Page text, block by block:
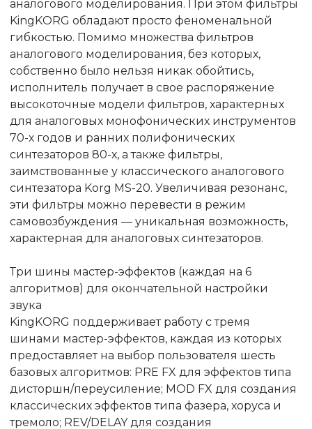
аналогового моделирования. При этом фильтры
KingKORG обладают просто феноменальной
гибкостью. Помимо множества фильтров
аналогового моделирования, без которых,
собственно было нельзя никак обойтись,
исполнитель получает в свое распоряжение
высокоточные модели фильтров, характерных
для аналоговых монофонических инструментов
70-х годов и ранних полифонических
синтезаторов 80-х, а также фильтры,
заимствованные у классического аналогового
синтезатора Korg MS-20. Увеличивая резонанс,
эти фильтры можно перевести в режим
самовозбуждения — уникальная возможность,
характерная для аналоговых синтезаторов.
Три шины мастер-эффектов (каждая на 6
алгоритмов) для окончательной настройки
звука
KingKORG поддерживает работу с тремя
шинами мастер-эффектов, каждая из которых
предоставляет на выбор пользователя шесть
базовых алгоритмов: PRE FX для эффектов типа
дисторшн/переусиление; MOD FX для создания
классических эффектов типа фазера, хоруса и
тремоло; REV/DELAY для создания